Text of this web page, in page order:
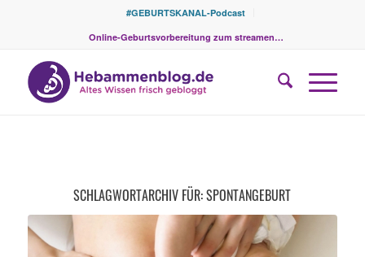
#GEBURTSKANAL-Podcast
Online-Geburtsvorbereitung zum streamen…
SCHLAGWORTARCHIV FÜR:SPONTANGEBURT